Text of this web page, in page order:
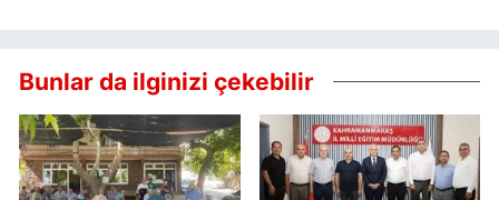
Bunlar da ilginizi çekebilir